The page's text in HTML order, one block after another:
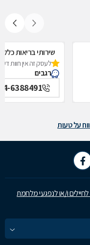
שירותי בריאות
לעסק זה אין חוות
רגבים
6388491
על טעות
ו/או לנפגעי מלחמת